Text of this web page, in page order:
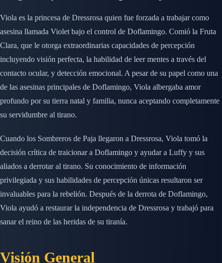
Viola es la princesa de Dressrosa quien fue forzada a trabajar como
asesina llamada Violet bajo el control de Doflamingo. Comió la Fruta
Clara, que le otorga extraordinarias capacidades de percepción
incluyendo visión perfecta, la habilidad de leer mentes a través del
contacto ocular, y detección emocional. A pesar de su papel como una
de las asesinas principales de Doflamingo, Viola albergaba amor
profundo por su tierra natal y familia, nunca aceptando completamente
su servidumbre al tirano.
Cuando los Sombreros de Paja llegaron a Dressrosa, Viola tomó la
decisión crítica de traicionar a Doflamingo y ayudar a Luffy y sus
aliados a derrotar al tirano. Su conocimiento de información
privilegiada y sus habilidades de percepción únicas resultaron ser
invaluables para la rebelión. Después de la derrota de Doflamingo,
Viola ayudó a restaurar la independencia de Dressrosa y trabajó para
sanar el reino de las heridas de su tiranía.
Visión General